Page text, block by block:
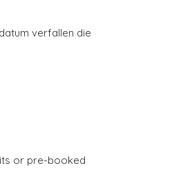
verfallen die
or pre-booked